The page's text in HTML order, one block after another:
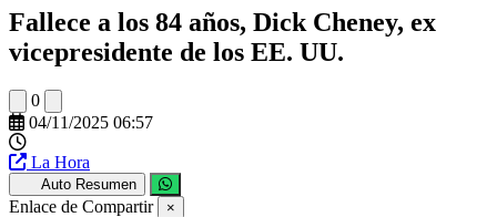
Fallece a los 84 años, Dick Cheney, ex
vicepresidente de los EE. UU.
0
04/11/2025 06:57
La Hora
Auto Resumen
Enlace de Compartir ×